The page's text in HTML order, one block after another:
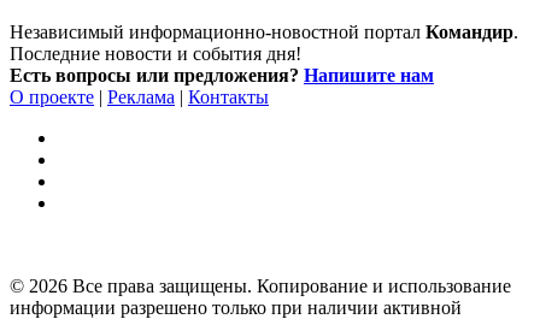
Независимый информационно-новостной портал Командир.
Последние новости и события дня!
Есть вопросы или предложения? Напишите нам
О проекте | Реклама | Контакты
© 2026 Все права защищены. Копирование и использование
информации разрешено только при наличии активной